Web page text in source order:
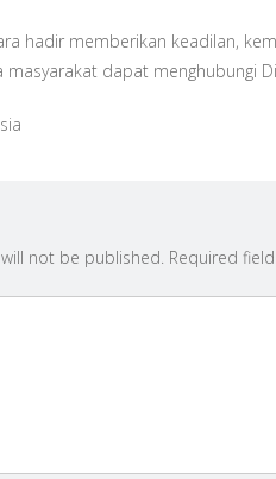
hadir memberikan keadilan,
dapat menghubungi
not be published. Required